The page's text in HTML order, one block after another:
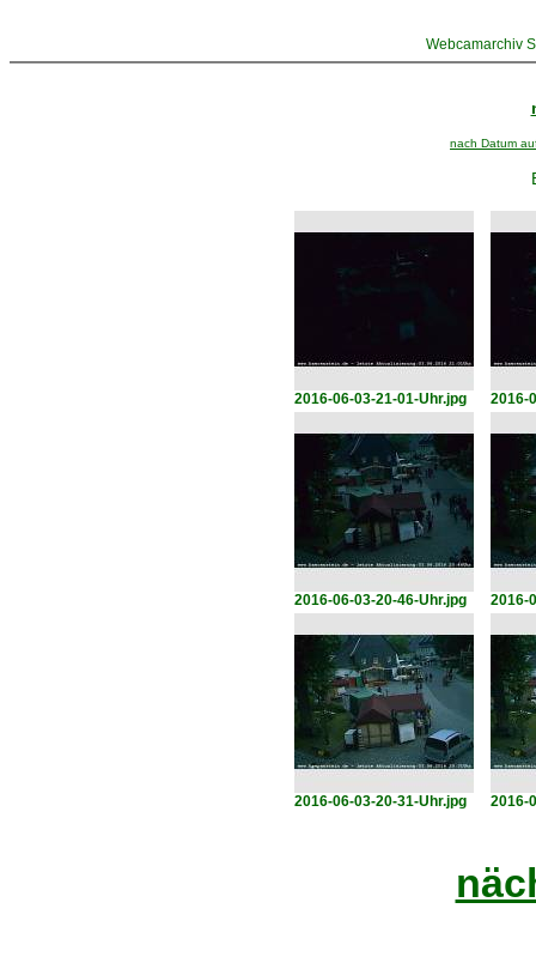
Webcamarchiv
nach Datum
2016-06-03-21-01-Uhr.jpg 2016-
2016-06-03-20-46-Uhr.jpg 2016-
2016-06-03-20-31-Uhr.jpg 2016-